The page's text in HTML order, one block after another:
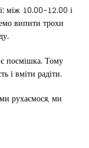
між 10.00-12.00 і
випити трохи
посмішка. Тому
і вміти радіти.
рухаємося, ми